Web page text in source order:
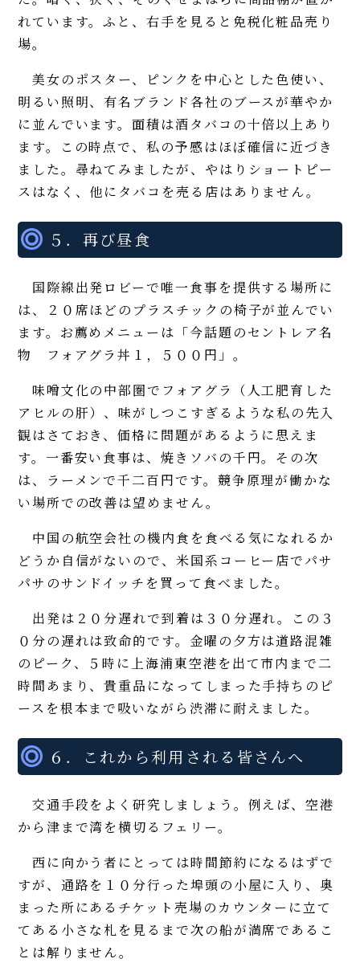
れています。ふと、右手を見ると免税化粧品売り
場。
美女のポスター、ピンクを中心とした色使い、
明るい照明、有名ブランド各社のブースが華やか
に並んでいます。面積は酒タバコの十倍以上あり
ます。この時点で、私の予感はほぼ確信に近づき
ました。尋ねてみましたが、やはりショートピー
スはなく、他にタバコを売る店はありません。
５．再び昼食
国際線出発ロビーで唯一食事を提供する場所に
は、２０席ほどのプラスチックの椅子が並んでい
ます。お薦めメニューは「今話題のセントレア名
物 フォアグラ丼１，５００円」。
味噌文化の中部圏でフォアグラ（人工肥育した
アヒルの肝）、味がしつこすぎるような私の先入
観はさておき、価格に問題があるように思えま
す。一番安い食事は、焼きソバの千円。その次
は、ラーメンで千二百円です。競争原理が働かな
い場所での改善は望めません。
中国の航空会社の機内食を食べる気になれるか
どうか自信がないので、米国系コーヒー店でパサ
パサのサンドイッチを買って食べました。
出発は２０分遅れで到着は３０分遅れ。この３
０分の遅れは致命的です。金曜の夕方は道路混雑
のピーク、５時に上海浦東空港を出て市内まで二
時間あまり、貴重品になってしまった手持ちのピ
ースを根本まで吸いながら渋滞に耐えました。
６．これから利用される皆さんへ
交通手段をよく研究しましょう。例えば、空港
から津まで湾を横切るフェリー。
西に向かう者にとっては時間節約になるはずで
すが、通路を１０分行った埠頭の小屋に入り、奥
まった所にあるチケット売場のカウンターに立て
てある小さな札を見るまで次の船が満席であるこ
とは解りません。